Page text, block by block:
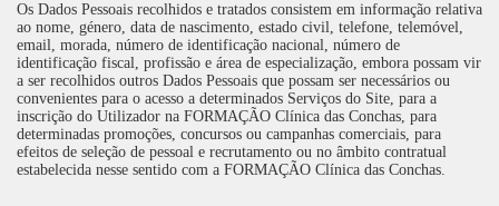
Os Dados Pessoais recolhidos e tratados consistem em informação relativa
ao nome, género, data de nascimento, estado civil, telefone, telemóvel,
email, morada, número de identificação nacional, número de
identificação fiscal, profissão e área de especialização, embora possam vir
a ser recolhidos outros Dados Pessoais que possam ser necessários ou
convenientes para o acesso a determinados Serviços do Site, para a
inscrição do Utilizador na FORMAÇÃO Clínica das Conchas, para
determinadas promoções, concursos ou campanhas comerciais, para
efeitos de seleção de pessoal e recrutamento ou no âmbito contratual
estabelecida nesse sentido com a FORMAÇÃO Clínica das Conchas.